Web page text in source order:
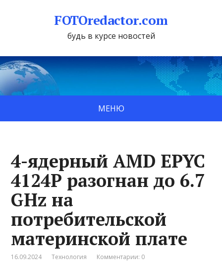
FOTOredactor.com
будь в курсе новостей
МЕНЮ
4-ядерный AMD EPYC
4124P разогнан до 6.7
GHz на
потребительской
материнской плате
16.09.2024 Технология Комментарии: 0